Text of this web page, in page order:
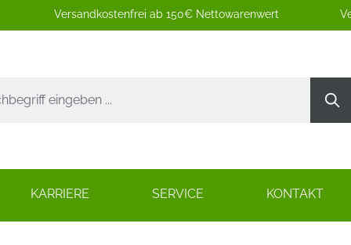
Versandkostenfrei ab 150€ Nettowarenwert
KARRIERE SERVICE KONTAKT